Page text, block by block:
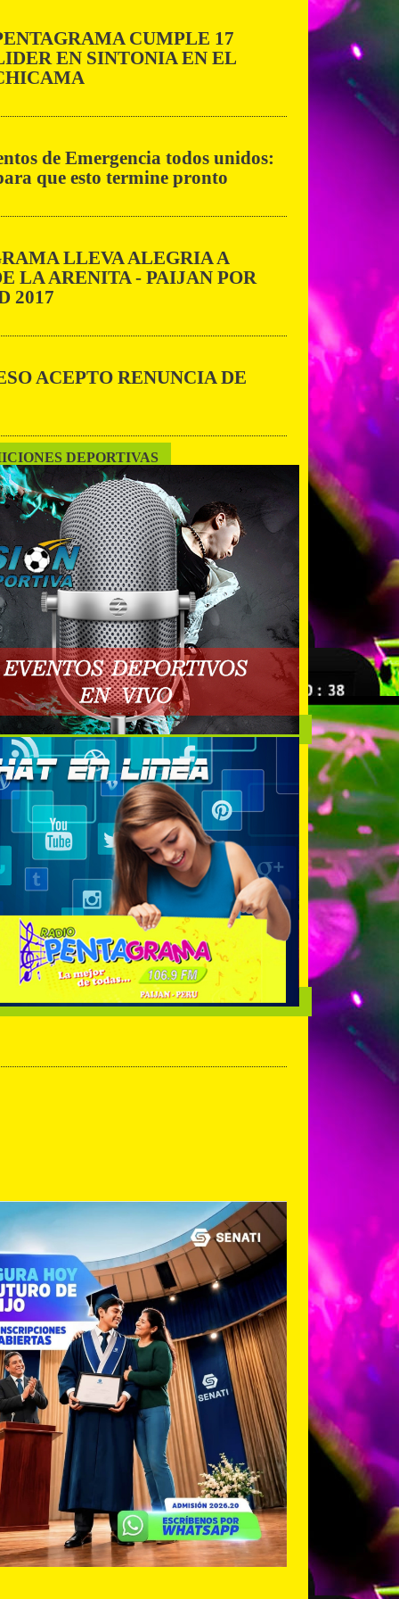
CUMPLE 17
EN SINTONIA EN EL
de Emergencia todos unidos:
que esto termine pronto
LLEVA ALEGRIA A
LA ARENITA - PAIJAN POR
2017
ACEPTO RENUNCIA DE
DEPORTIVAS